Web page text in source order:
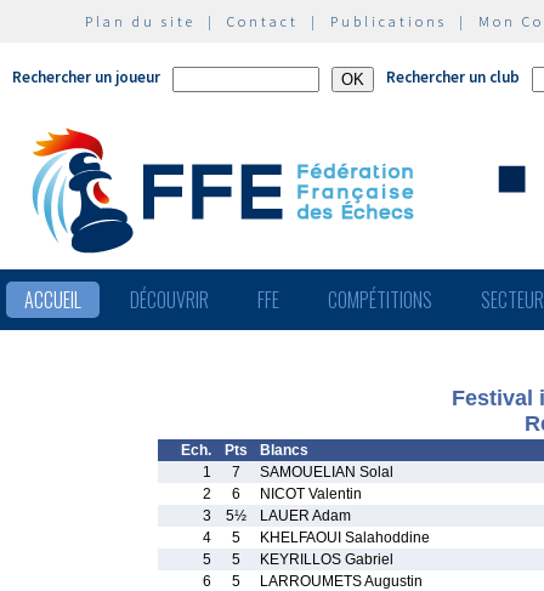
Plan du site | Contact | Publications | Mon
Rechercher un joueur Rechercher un club
ACCUEIL DÉCOUVRIR FFE COMPÉTITIONS
Festival
Ech. Pts
Blancs
1
7
SAMOUELIAN Solal
2
6
NICOT Valentin
3
5½
LAUER Adam
4
5
KHELFAOUI Salahoddine
5
5
KEYRILLOS Gabriel
6
5
LARROUMETS Augustin